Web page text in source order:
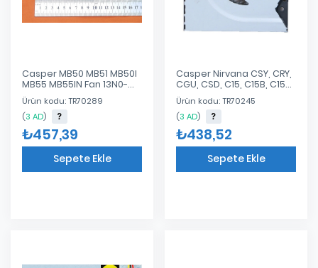
Casper MB50 MB51 MB50I
MB55 MB55IN Fan 13N0-
W0A14011AS000 13B050-
FM2000
Ürün kodu: TR70289
(3 AD)
₺457,39
Sepete Ekle
Casper Nirvana CSY, CRY,
CGU, CSD, C15, C15B, C15M,
C17 Notebook Cpu Fan
Ürün kodu: TR70245
(3 AD)
₺438,52
Sepete Ekle